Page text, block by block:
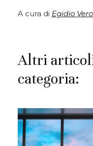
A cura di Egidio
Altri
categoria: